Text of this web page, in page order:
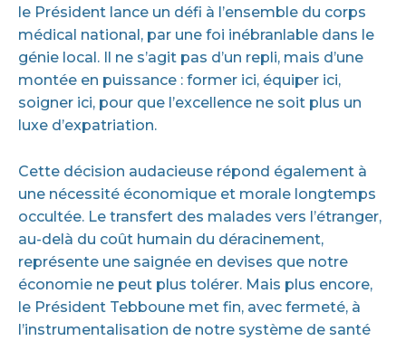
le Président lance un défi à l’ensemble du corps
médical national, par une foi inébranlable dans le
génie local. Il ne s’agit pas d’un repli, mais d’une
montée en puissance : former ici, équiper ici,
soigner ici, pour que l’excellence ne soit plus un
luxe d’expatriation.
Cette décision audacieuse répond également à
une nécessité économique et morale longtemps
occultée. Le transfert des malades vers l’étranger,
au-delà du coût humain du déracinement,
représente une saignée en devises que notre
économie ne peut plus tolérer. Mais plus encore,
le Président Tebboune met fin, avec fermeté, à
l’instrumentalisation de notre système de santé